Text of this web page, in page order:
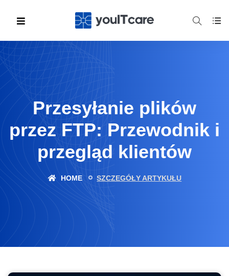
Przesyłanie plików
przez FTP: Przewodnik i
przegląd klientów
HOME SZCZEGÓŁY ARTYKUŁU